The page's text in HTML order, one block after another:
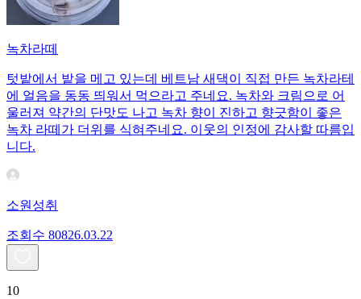
녹차라떼
텃밭에서 밭을 메고 있는데 베트남 새댁이 직접 만든 녹차라테
에 얼음을 동동 띄워서 먹으라고 주네요. 녹차와 크림으로 어
울러져 약간의 단맛도 나고 녹차 향이 진하고 향긋함이 좋은
녹차 라떼가 더위를 식혀주네요. 이웃의 인정에 감사할 따름입
니다.
소원성취
조회수 80826.03.22
10